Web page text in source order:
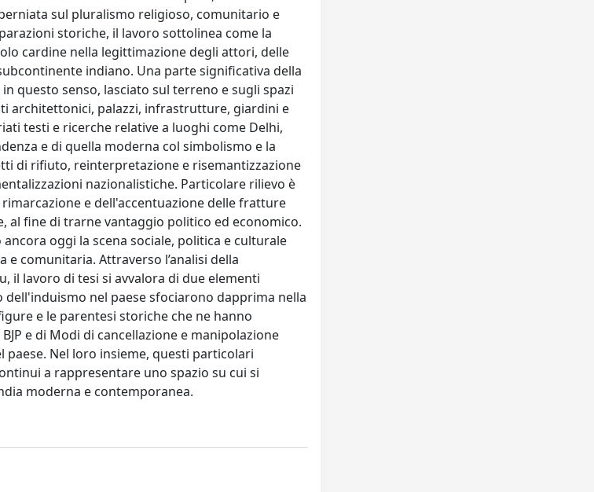
sul pluralismo religioso, comunitario e
storiche, il lavoro sottolinea come la
cardine nella legittimazione degli attori, delle
indiano. Una parte significativa della
questo senso, lasciato sul terreno e sugli spazi
architettonici, palazzi, infrastrutture, giardini e
testi e ricerche relative a luoghi come Delhi,
e di quella moderna col simbolismo e la
di rifiuto, reinterpretazione e risemantizzazione
nazionalistiche. Particolare rilievo è
e dell'accentuazione delle fratture
al fine di trarne vantaggio politico ed economico.
oggi la scena sociale, politica e culturale
comunitaria. Attraverso l’analisi della
il lavoro di tesi si avvalora di due elementi
nel paese sfociarono dapprima nella
e le parentesi storiche che ne hanno
e di Modi di cancellazione e manipolazione
Nel loro insieme, questi particolari
a rappresentare uno spazio su cui si
moderna e contemporanea.